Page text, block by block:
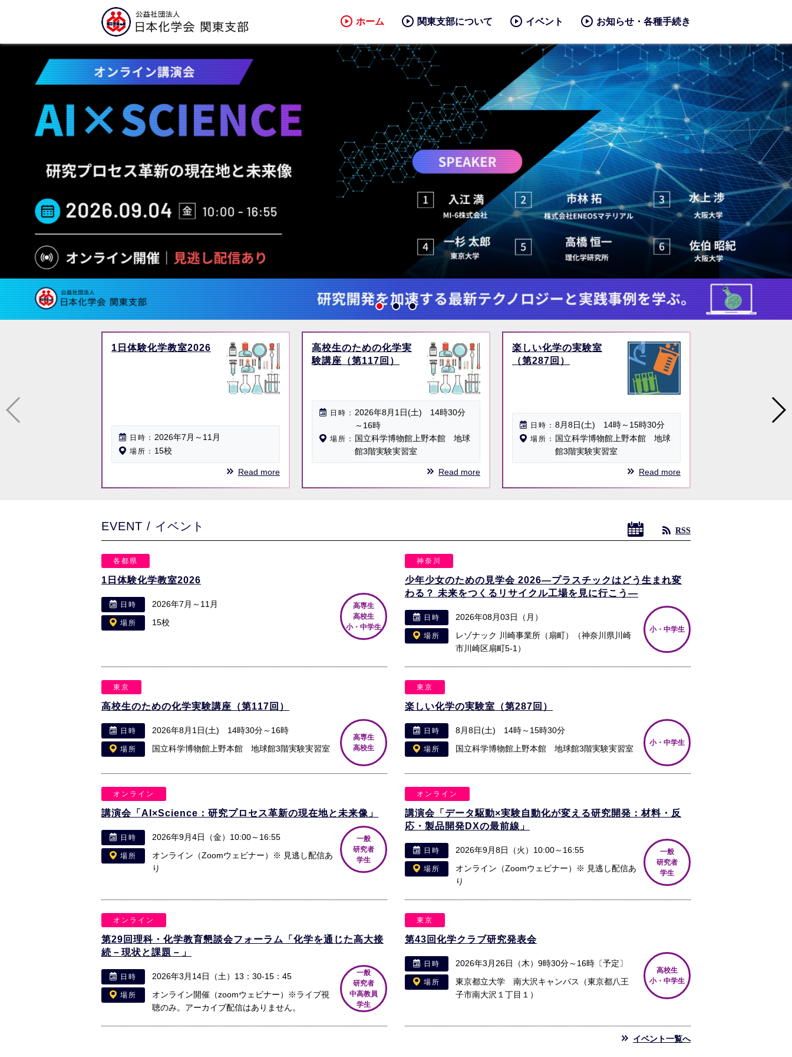
ホーム 関東支部について イベント お知らせ・各種手続き
1日体験化学教室2026
日時 2026年7月～11月
場所 15校
Read more
高校生のための化学実
験講座（第117回）
日時
2026年8月1日(土) 14時30分
～16時
場所
国立科学博物館上野本館 地球
館3階実験実習室
Read more
楽しい化学の実験室
（第287回）
日時 8月8日(土) 14時～15時30分
場所
国立科学博物館上野本館 地球
館3階実験実習室
Read more
2026年
16:55
EVENT / イベント RSS
各都県
1日体験化学教室2026
日時 2026年7月～11月
場所 15校
高専生
高校生
小・中学生
神奈川
少年少女のための見学会 2026―プラスチックはどう生まれ変
わる？ 未来をつくるリサイクル工場を見に行こう―
日時 2026年08月03日（月）
場所
レゾナック 川崎事業所（扇町）（神奈川県川崎
市川崎区扇町5-1）
小・中学生
東京
高校生のための化学実験講座（第117回）
日時 2026年8月1日(土) 14時30分～16時
場所 国立科学博物館上野本館 地球館3階実験実習室
高専生
高校生
東京
楽しい化学の実験室（第287回）
日時 8月8日(土) 14時～15時30分
場所 国立科学博物館上野本館 地球館3階実験実習室
小・中学生
オンライン
講演会「AI×Science：研究プロセス革新の現在地と未来像」
日時 2026年9月4日（金）10:00～16:55
場所
オンライン（Zoomウェビナー）※ 見逃し配信あ
り
一般
研究者
学生
オンライン
講演会「データ駆動×実験自動化が変える研究開発：材料・反
応・製品開発DXの最前線」
日時 2026年9月8日（火）10:00～16:55
場所
オンライン（Zoomウェビナー）※ 見逃し配信あ
り
一般
研究者
学生
オンライン
第29回理科・化学教育懇談会フォーラム「化学を通じた高大接
続－現状と課題－」
日時 2026年3月14日（土）13：30-15：45
場所
オンライン開催（zoomウェビナー）※ライブ視
聴のみ。アーカイブ配信はありません。
一般
研究者
中高教員
学生
東京
第43回化学クラブ研究発表会
日時 2026年3月26日（木）9時30分～16時〔予定〕
場所
東京都立大学 南大沢キャンパス（東京都八王
子市南大沢１丁目１）
高校生
小・中学生
イベント一覧へ